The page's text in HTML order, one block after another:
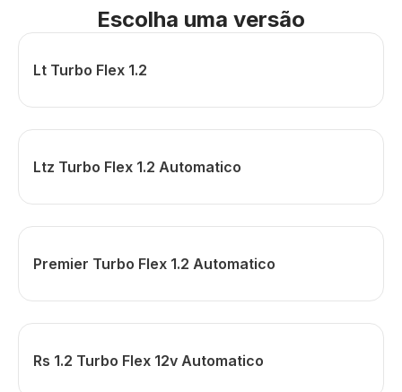
Escolha uma versão
Lt Turbo Flex 1.2
Ltz Turbo Flex 1.2 Automatico
Premier Turbo Flex 1.2 Automatico
Rs 1.2 Turbo Flex 12v Automatico